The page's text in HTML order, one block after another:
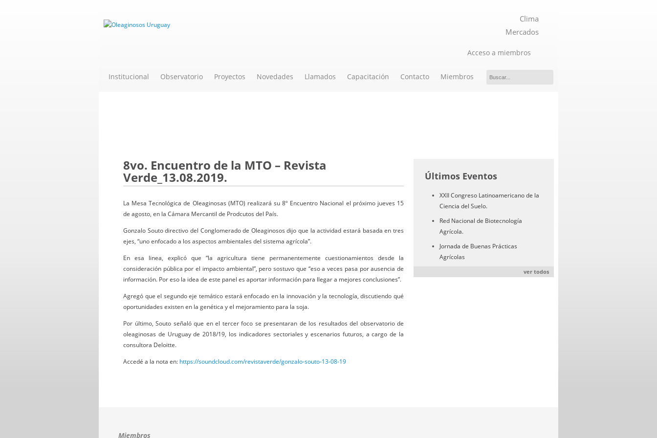
Clima
Mercados
Acceso a miembros
Institucional Observatorio Proyectos Novedades Llamados Capacitación Contacto Miembros
8vo. Encuentro de la MTO – Revista
Verde_13.08.2019.
La Mesa Tecnológica de Oleaginosas (MTO) realizará su 8º Encuentro Nacional el próximo jueves 15
de agosto, en la Cámara Mercantil de Prodcutos del País.
Gonzalo Souto directivo del Conglomerado de Oleaginosos dijo que la actividad estará basada en tres
ejes, “uno enfocado a los aspectos ambientales del sistema agrícola”.
En esa linea, explicó que “la agricultura tiene permanentemente cuestionamientos desde la
consideración pública por el impacto ambiental”, pero sostuvo que “eso a veces pasa por ausencia de
información. Por eso la idea de este panel es aportar información para llegar a mejores conclusiones”.
Agregó que el segundo eje temático estará enfocado en la innovación y la tecnología, discutiendo qué
oportunidades existen en la genética y el mejoramiento para la soja.
Por último, Souto señaló que en el tercer foco se presentaran de los resultados del observatorio de
oleaginosas de Uruguay de 2018/19, los indicadores sectoriales y escenarios futuros, a cargo de la
consultora Deloitte.
Accedé a la nota en: https://soundcloud.com/revistaverde/gonzalo-souto-13-08-19
Últimos Eventos
XXII Congreso Latinoamericano de la
Ciencia del Suelo.
Red Nacional de Biotecnología
Agrícola.
Jornada de Buenas Prácticas
Agrícolas
ver todos
Miembros